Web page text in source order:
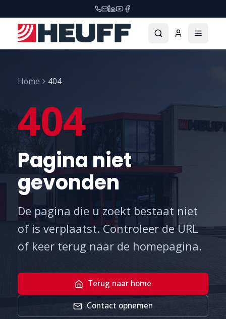
Home 404
404
Pagina niet
gevonden
De pagina die u zoekt bestaat niet
of is verplaatst. Controleer de URL
of keer terug naar de homepagina.
Terug naar home
Contact opnemen